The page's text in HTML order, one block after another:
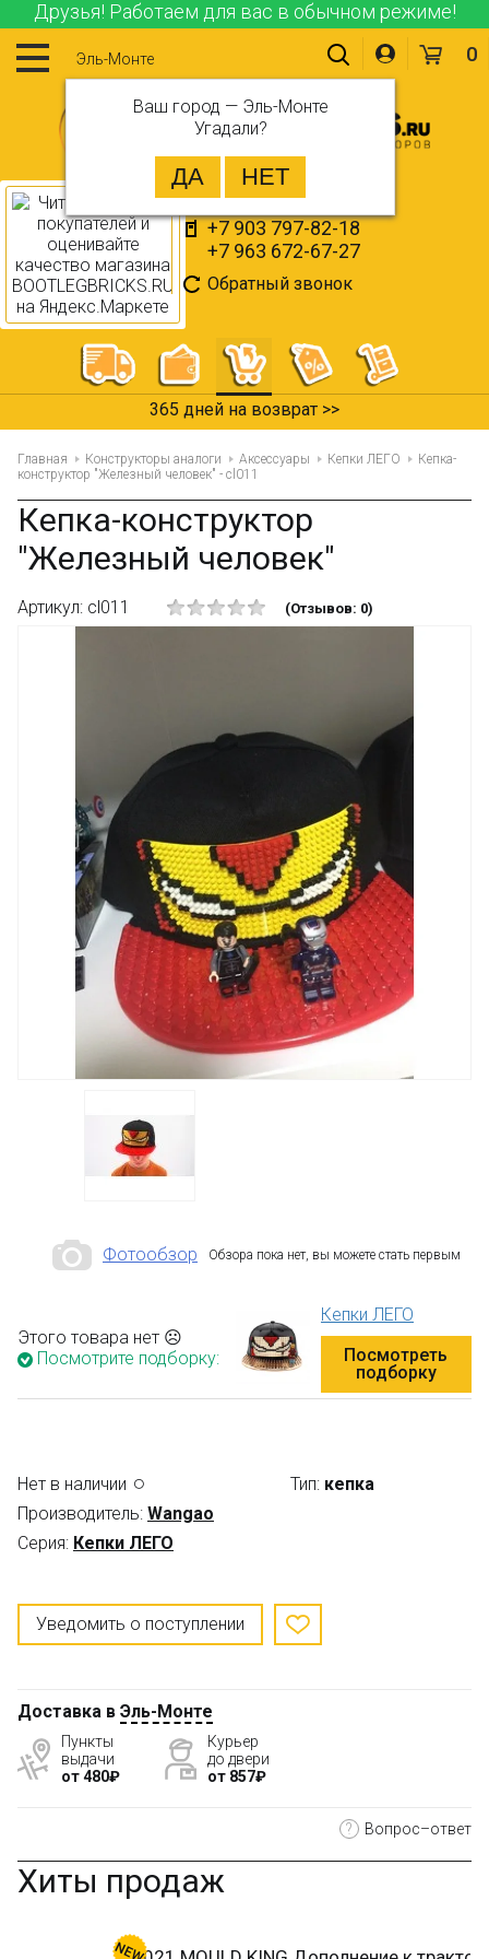
Друзья! Работаем для вас в обычном режиме!
Эль-Монте
Ваш город — Эль-Монте
Угадали?
+7 903 797-82-18
+7 963 672-67-27
Обратный звонок
0
365 дней на возврат >>
Главная Конструкторы аналоги Аксессуары Кепки ЛЕГО
Кепка-
конструктор "Железный человек" - cl011
Кепка-конструктор
"Железный человек"
Артикул: cl011 (Отзывов: 0)
Фотообзор Обзора пока нет, вы можете стать первым
Этого товара нет ☹
Посмотрите подборку:
Кепки ЛЕГО
Посмотреть
подборку
Нет в наличии
Производитель: Wangao
Серия: Кепки ЛЕГО
Тип: кепка
Уведомить о поступлении
Доставка в Эль-Монте
Пункты
выдачи
от 480₽
Курьер
до двери
от 857₽
? Вопрос–ответ
Хиты продаж